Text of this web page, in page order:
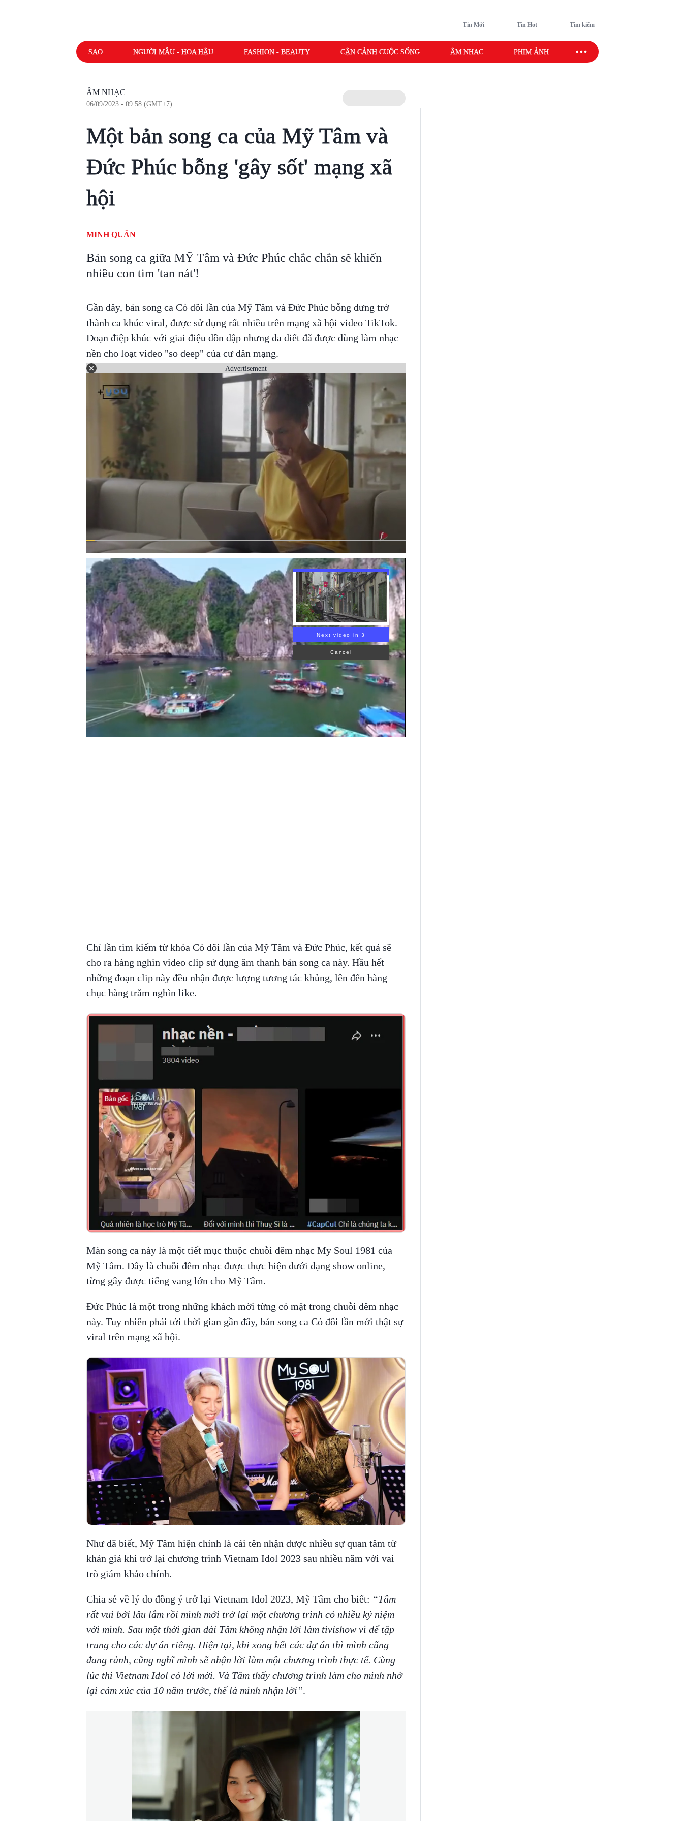
Tin Mới Tin Hot Tìm kiếm
SAO NGƯỜI MẪU - HOA HẬU FASHION - BEAUTY CẬN CẢNH CUỘC SỐNG ÂM NHẠC PHIM ẢNH SAO SPORT
ÂM NHẠC
06/09/2023 - 09:58 (GMT+7)
Một bản song ca của Mỹ Tâm và
Đức Phúc bỗng 'gây sốt' mạng xã
hội
MINH QUÂN
Bản song ca giữa MỸ Tâm và Đức Phúc chắc chắn sẽ khiến
nhiều con tim 'tan nát'!
Gần đây, bản song ca Có đôi lần của Mỹ Tâm và Đức Phúc bỗng dưng trở
thành ca khúc viral, được sử dụng rất nhiều trên mạng xã hội video TikTok.
Đoạn điệp khúc với giai điệu dồn dập nhưng da diết đã được dùng làm nhạc
nền cho loạt video "so deep" của cư dân mạng.
Advertisement
Next video in 1
Cancel
Chỉ lần tìm kiếm từ khóa Có đôi lần của Mỹ Tâm và Đức Phúc, kết quả sẽ
cho ra hàng nghìn video clip sử dụng âm thanh bản song ca này. Hầu hết
những đoạn clip này đều nhận được lượng tương tác khủng, lên đến hàng
chục hàng trăm nghìn like.
Màn song ca này là một tiết mục thuộc chuỗi đêm nhạc My Soul 1981 của
Mỹ Tâm. Đây là chuỗi đêm nhạc được thực hiện dưới dạng show online,
từng gây được tiếng vang lớn cho Mỹ Tâm.
Đức Phúc là một trong những khách mời từng có mặt trong chuỗi đêm nhạc
này. Tuy nhiên phải tới thời gian gần đây, bản song ca Có đôi lần mới thật sự
viral trên mạng xã hội.
Như đã biết, Mỹ Tâm hiện chính là cái tên nhận được nhiều sự quan tâm từ
khán giả khi trở lại chương trình Vietnam Idol 2023 sau nhiều năm với vai
trò giám khảo chính.
Chia sẻ về lý do đồng ý trở lại Vietnam Idol 2023, Mỹ Tâm cho biết: “Tâm
rất vui bởi lâu lắm rồi mình mới trở lại một chương trình có nhiều kỷ niệm
với mình. Sau một thời gian dài Tâm không nhận lời làm tivishow vì để tập
trung cho các dự án riêng. Hiện tại, khi xong hết các dự án thì mình cũng
đang rảnh, cũng nghĩ mình sẽ nhận lời làm một chương trình thực tế. Cùng
lúc thì Vietnam Idol có lời mời. Và Tâm thấy chương trình làm cho mình nhớ
lại cảm xúc của 10 năm trước, thế là mình nhận lời”.